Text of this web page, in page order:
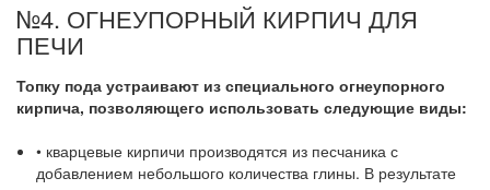
№4. ОГНЕУПОРНЫЙ КИРПИЧ ДЛЯ
ПЕЧИ
Топку пода устраивают из специального огнеупорного
кирпича, позволяющего использовать следующие виды:
• кварцевые кирпичи производятся из песчаника с
добавлением небольшого количества глины. В результате